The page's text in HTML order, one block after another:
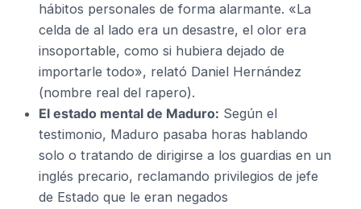
hábitos personales de forma alarmante. «La
celda de al lado era un desastre, el olor era
insoportable, como si hubiera dejado de
importarle todo», relató Daniel Hernández
(nombre real del rapero).
El estado mental de Maduro: Según el
testimonio, Maduro pasaba horas hablando
solo o tratando de dirigirse a los guardias en un
inglés precario, reclamando privilegios de jefe
de Estado que le eran negados